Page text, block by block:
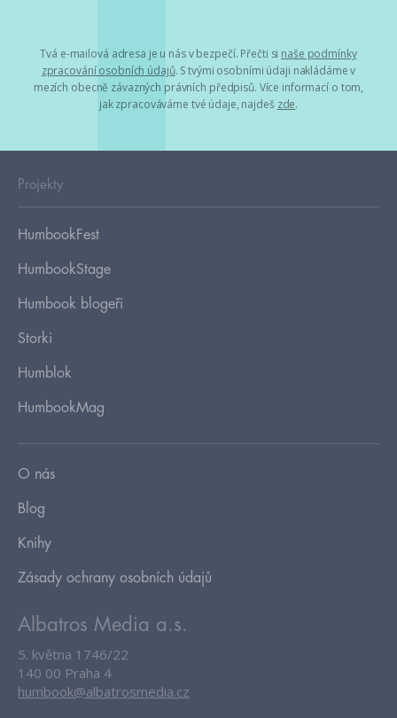
Tvá e-mailová adresa je u nás v bezpečí. Přečti si naše podmínky
zpracování osobních údajů. S tvými osobními údaji nakládáme v
mezích obecně závazných právních předpisů. Více informací o tom,
jak zpracováváme tvé údaje, najdeš zde.
Projekty
HumbookFest
HumbookStage
Humbook blogeři
Storki
Humblok
HumbookMag
O nás
Blog
Knihy
Zásady ochrany osobních údajů
Albatros Media a.s.
5. května 1746/22
140 00 Praha 4
humbook@albatrosmedia.cz